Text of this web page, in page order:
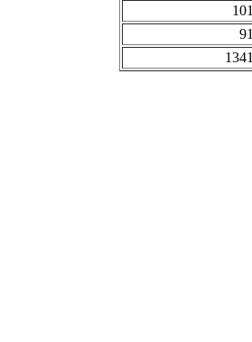
101
91
1341